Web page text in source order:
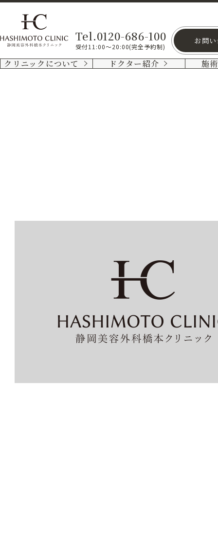
Tel.0120-686-100
受付11:00～20:00(完全予約制)
お問
クリニックについて ドクター紹介 施